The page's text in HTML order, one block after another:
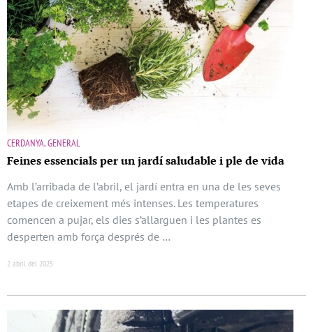
CERDANYA, GENERAL
Feines essencials per un jardí saludable i ple de vida
Amb l’arribada de l’abril, el jardí entra en una de les seves
etapes de creixement més intenses. Les temperatures
comencen a pujar, els dies s’allarguen i les plantes es
desperten amb força després de …
2 abril del 2025